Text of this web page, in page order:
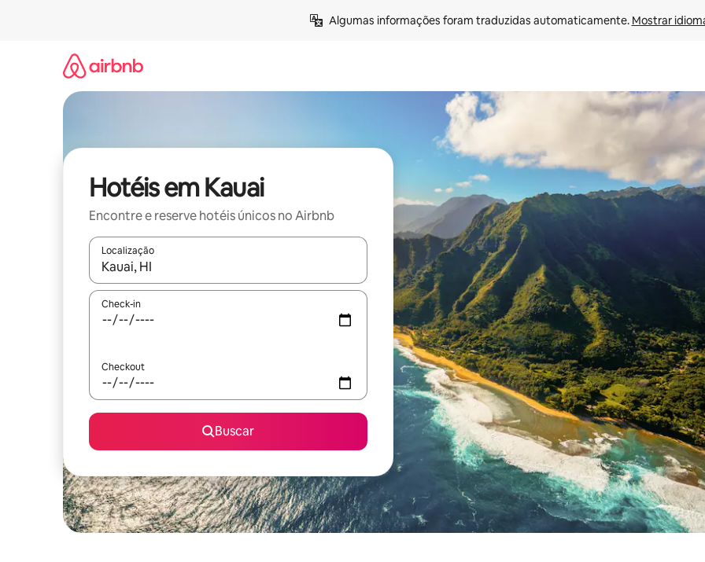
Algumas informações foram traduzidas automaticamente. Mostrar
Hotéis em Kauai
Encontre e reserve hotéis únicos no Airbnb
Localização
Quando os resultados estiverem disponíveis, explore-os usando as seta para cima e para baixo do teclado ou tocando
Check-in
Checkout
Buscar